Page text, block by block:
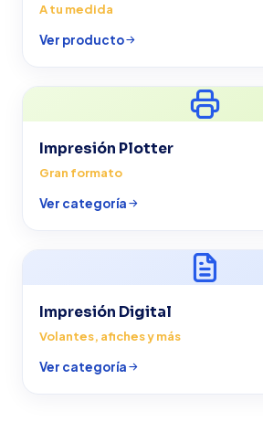
A tu medida
Ver producto
Impresión Plotter
Gran formato
Ver categoría
Impresión Digital
Volantes, afiches y más
Ver categoría